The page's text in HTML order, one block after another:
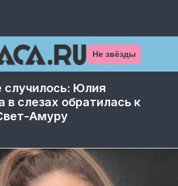
Не звёзды
случилось: Юлия
в слезах обратилась к
Амуру